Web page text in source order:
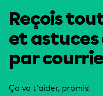
Reçois
et astuces
par
Ça va t’aider, promis!